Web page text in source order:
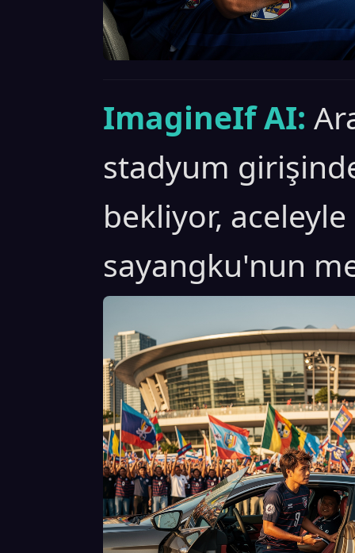
ImagineIf AI:
stadyum
bekliyor,
sayangku'nun